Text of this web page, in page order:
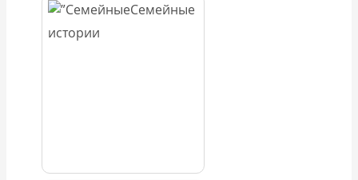
Семейные
истории